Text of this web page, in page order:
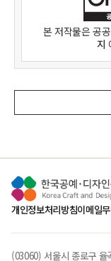
본 저작물은공
지
개인정보처리방침이메일
(03060) 서울시 종로구